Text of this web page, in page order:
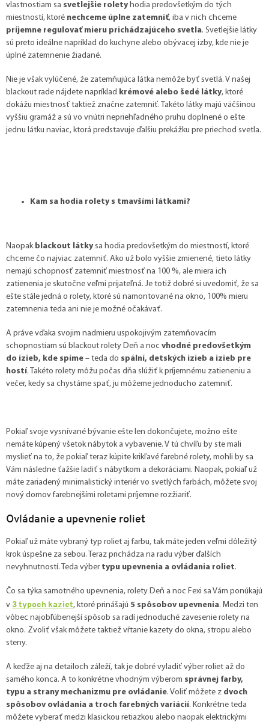
vlastnostiam sa svetlejšie rolety hodia predovšetkým do tých
miestností, ktoré nechceme úplne zatemniť, iba v nich chceme
príjemne regulovať mieru prichádzajúceho svetla. Svetlejšie látky
sú preto ideálne napríklad do kuchyne alebo obývacej izby, kde nie je
úplné zatemnenie žiadané.
Nie je však vylúčené, že zatemňujúca látka nemôže byť svetlá. V našej
blackout rade nájdete napríklad krémové alebo šedé látky, ktoré
dokážu miestnosť taktiež značne zatemniť. Takéto látky majú väčšinou
vyššiu gramáž a sú vo vnútri nepriehľadného pruhu doplnené o ešte
jednu látku naviac, ktorá predstavuje ďalšiu prekážku pre priechod svetla.
Kam sa hodia rolety s tmavšími látkami?
Naopak blackout látky sa hodia predovšetkým do miestností, ktoré
chceme čo najviac zatemniť. Ako už bolo vyššie zmienené, tieto látky
nemajú schopnosť zatemniť miestnosť na 100 %, ale miera ich
zatienenia je skutočne veľmi prijateľná. Je totiž dobré si uvedomiť, že sa
ešte stále jedná o rolety, ktoré sú namontované na okno, 100% mieru
zatemnenia teda ani nie je možné očakávať.
A práve vďaka svojim nadmieru uspokojivým zatemňovacím
schopnostiam sú blackout rolety Deň a noc vhodné predovšetkým
do izieb, kde spíme – teda do spální, detských izieb a izieb pre
hostí. Takéto rolety môžu počas dňa slúžiť k príjemnému zatieneniu a
večer, kedy sa chystáme spať, ju môžeme jednoducho zatemniť.
Pokiaľ svoje vysnívané bývanie ešte len dokončujete, možno ešte
nemáte kúpený všetok nábytok a vybavenie. V tú chvíľu by ste mali
myslieť na to, že pokiaľ teraz kúpite krikľavé farebné rolety, mohli by sa
Vám následne ťažšie ladiť s nábytkom a dekoráciami. Naopak, pokiaľ už
máte zariadený minimalistický interiér vo svetlých farbách, môžete svoj
nový domov farebnejšími roletami príjemne rozžiariť.
Ovládanie a upevnenie roliet
Pokiaľ už máte vybraný typ roliet aj farbu, tak máte jeden veľmi dôležitý
krok úspešne za sebou. Teraz prichádza na radu výber ďalších
nevyhnutností. Teda výber typu upevnenia a ovládania roliet.
Čo sa týka samotného upevnenia, rolety Deň a noc Fexi sa Vám ponúkajú
v 3 typoch kaziet, ktoré prinášajú 5 spôsobov upevnenia. Medzi ten
vôbec najobľúbenejší spôsob sa radí jednoduché zavesenie rolety na
okno. Zvoliť však môžete taktiež vŕtanie kazety do okna, stropu alebo
steny.
A keďže aj na detailoch záleží, tak je dobré vyladiť výber roliet až do
samého konca. A to konkrétne vhodným výberom správnej farby,
typu a strany mechanizmu pre ovládanie. Voliť môžete z dvoch
spôsobov ovládania a troch farebných variácií. Konkrétne teda
môžete vyberať medzi klasickou retiazkou alebo naopak elektrickými